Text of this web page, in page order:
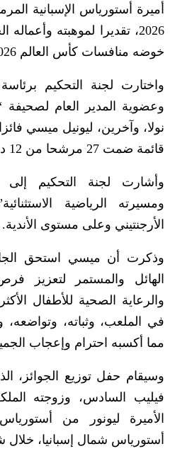
أميرة أستورياس الإسبانية
2026، تقديرا لموهبته
خوضه منافسات كأس العالم 2026 لكرة القدم.
واختارت لجنة التحكيم
وعضوية المدير العام لصحيفة
قائمة ضمت 27 مرشحا من 12 دولة.
وأشارت لجنة التحكيم
ومسيرته الرياضية
الأرجنتيني وعلى مستوى الأندية.
وذكرت أن ميسي استحق
الهائل والمستمر لتعزيز
والرعاية الصحية للأطفال
في الملعب، وثباته، وتواضعه،
مما أكسبه احترام وإعجاب
وسيقام حفل توزيع الجوائز،
فيليب السادس، وزوجته
الأميرة ليونور من
أستورياس شمال إسبانيا، خلال